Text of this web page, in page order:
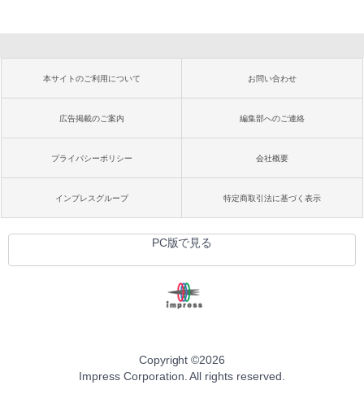
本サイトのご利用について お問い合わせ
広告掲載のご案内 編集部へのご連絡
プライバシーポリシー 会社概要
インプレスグループ 特定商取引法に基づく表示
PC版で見る
Copyright ©2026
Impress Corporation. All rights reserved.